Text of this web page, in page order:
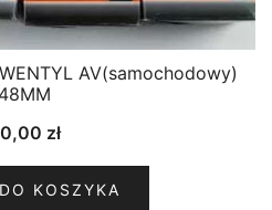
AV(samochodowy)
48MM
zł
KOSZYKA